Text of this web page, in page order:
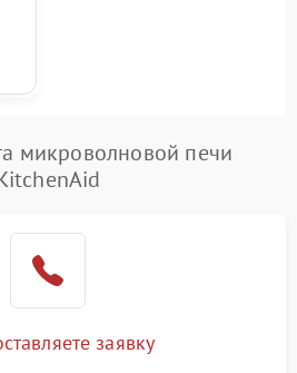
микроволновой печи
заявку